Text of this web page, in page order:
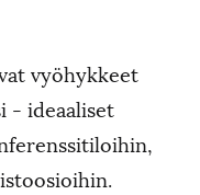
vyöhykkeet
- ideaaliset